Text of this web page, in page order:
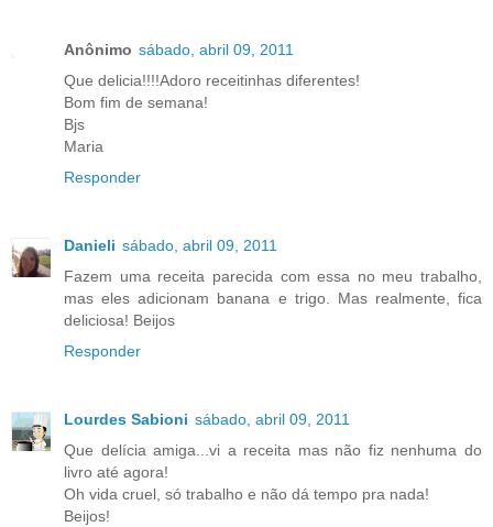
Anônimo sábado, abril 09, 2011
Que delicia!!!!Adoro receitinhas diferentes!
Bom fim de semana!
Bjs
Maria
Responder
Danieli sábado, abril 09, 2011
Fazem uma receita parecida com essa no meu trabalho,
mas eles adicionam banana e trigo. Mas realmente, fica
deliciosa! Beijos
Responder
Lourdes Sabioni sábado, abril 09, 2011
Que delícia amiga...vi a receita mas não fiz nenhuma do
livro até agora!
Oh vida cruel, só trabalho e não dá tempo pra nada!
Beijos!